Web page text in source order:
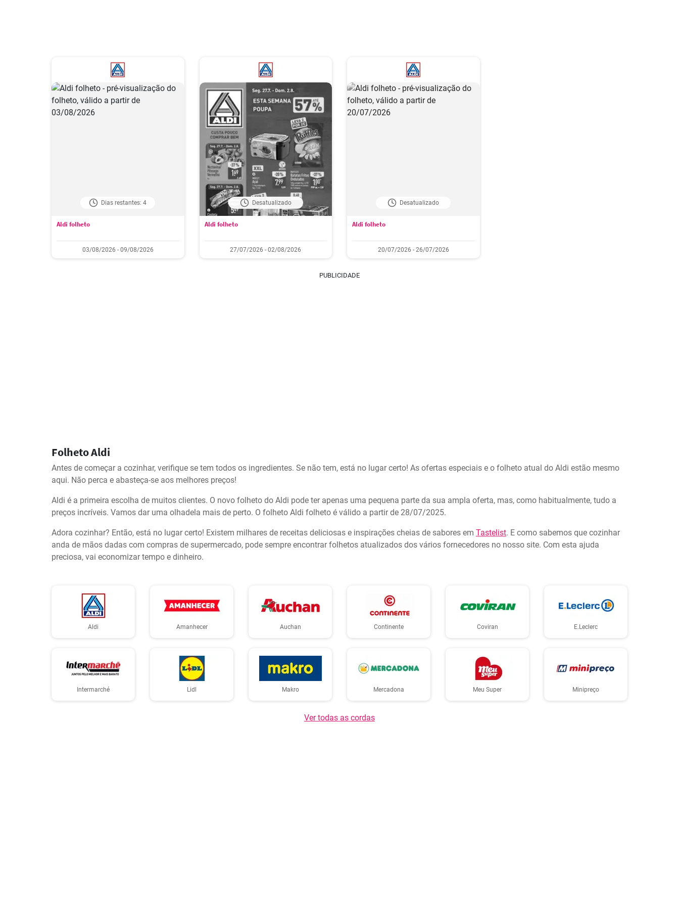
Dias restantes: 4
Aldi folheto
03/08/2026 - 09/08/2026
Desatualizado
Aldi folheto
27/07/2026 - 02/08/2026
Desatualizado
Aldi folheto
20/07/2026 - 26/07/2026
PUBLICIDADE
Folheto Aldi
Antes de começar a cozinhar, verifique se tem todos os ingredientes. Se não tem, está no lugar certo! As ofertas especiais e o folheto atual do Aldi estão mesmo
aqui. Não perca e abasteça-se aos melhores preços!
Aldi é a primeira escolha de muitos clientes. O novo folheto do Aldi pode ter apenas uma pequena parte da sua ampla oferta, mas, como habitualmente, tudo a
preços incríveis. Vamos dar uma olhadela mais de perto. O folheto Aldi folheto é válido a partir de 28/07/2025.
Adora cozinhar? Então, está no lugar certo! Existem milhares de receitas deliciosas e inspirações cheias de sabores em Tastelist. E como sabemos que cozinhar
anda de mãos dadas com compras de supermercado, pode sempre encontrar folhetos atualizados dos vários fornecedores no nosso site. Com esta ajuda
preciosa, vai economizar tempo e dinheiro.
Aldi Amanhecer Auchan Continente Coviran E.Leclerc
Intermarché Lidl Makro Mercadona Meu Super Minipreço
Ver todas as cordas